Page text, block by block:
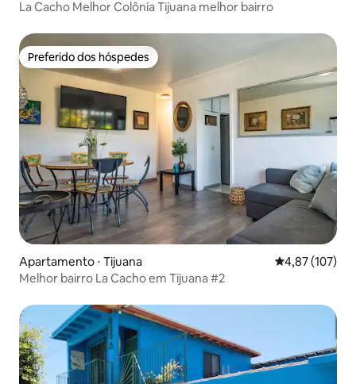
La Cacho Melhor Colônia Tijuana melhor bairro
Preferido dos hóspedes
Preferido dos hóspedes
Apartamento ⋅ Tijuana 4,87 de uma
4,87 (107)
Melhor bairro La Cacho em Tijuana #2